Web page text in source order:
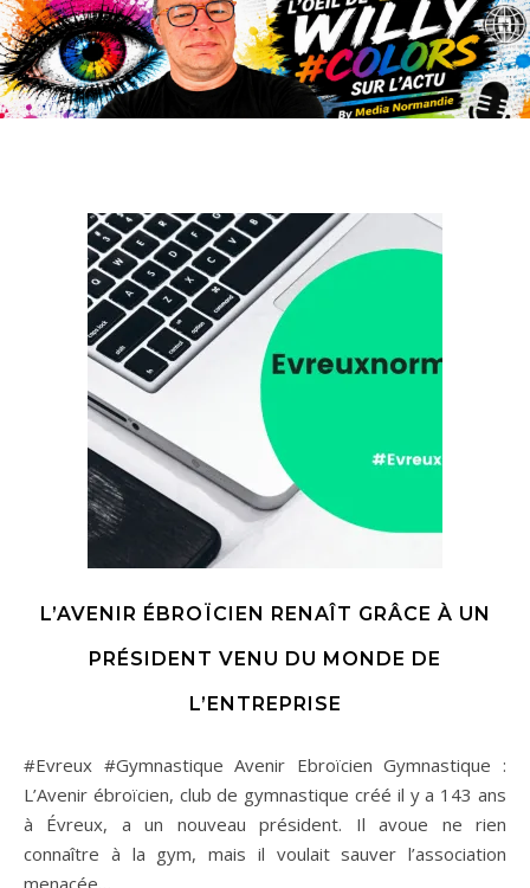
L’AVENIR ÉBROÏCIEN RENAÎT GRÂCE À UN
PRÉSIDENT VENU DU MONDE DE
L’ENTREPRISE
#Evreux #Gymnastique Avenir Ebroïcien Gymnastique :
L’Avenir ébroïcien, club de gymnastique créé il y a 143 ans
à Évreux, a un nouveau président. Il avoue ne rien
connaître à la gym, mais il voulait sauver l’association
menacée…